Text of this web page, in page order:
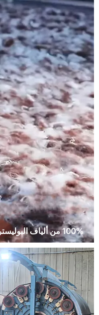
100% من ألياف البوليستر، فقط 20% محتوى معاد تدويره